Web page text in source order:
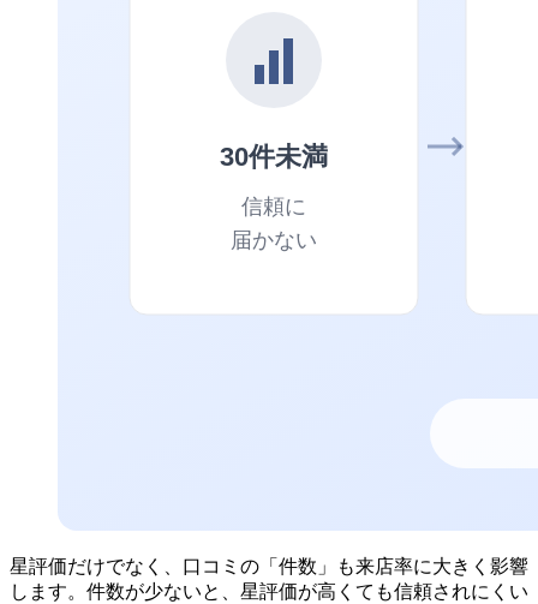
星評価だけでなく、口コミの「件数」も来店率に大きく影響
します。件数が少ないと、星評価が高くても信頼されにくい